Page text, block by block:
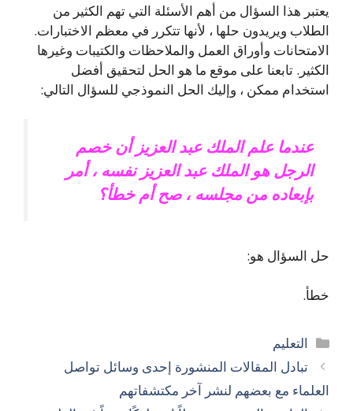
يعتبر هذا السؤال من أهم الأسئلة التي تهم الكثير من
الطلاب ويريدون حلها ، لأنها تتكرر في معظم الاختبارات.
الامتحانات وأوراق العمل والملاحظات والكتيبات وغيرها
الكثير. تابعنا على موقع ما هو الحل لتحقيق أفضل
استخدام ممكن ، وإليك الحل النموذجي للسؤال التالي:
عندما علم الملك عبد العزيز أن خصم
الرجل هو الملك عبد العزيز نفسه ، أمر
بإبعاده من مجلسه ، صح أم خطأ؟
حل السؤال هو:
خطأ.
التصنيفات
التعليم
تبادل المقالات المنشورة إحدى وسائل تواصل
العلماء مع بعضهم لنشر آخر مكتشفاتهم